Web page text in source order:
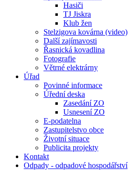
Hasiči
TJ Jiskra
Klub žen
Stelzigova kovárna (video)
Další zajímavosti
Řasnická kovadlina
Fotografie
Větrné elektrárny
Úřad
Povinné informace
Úřední deska
Zasedání ZO
Usnesení ZO
E-podatelna
Zastupitelstvo obce
Životní situace
Publicita projekty
Kontakt
Odpady - odpadové hospodářství